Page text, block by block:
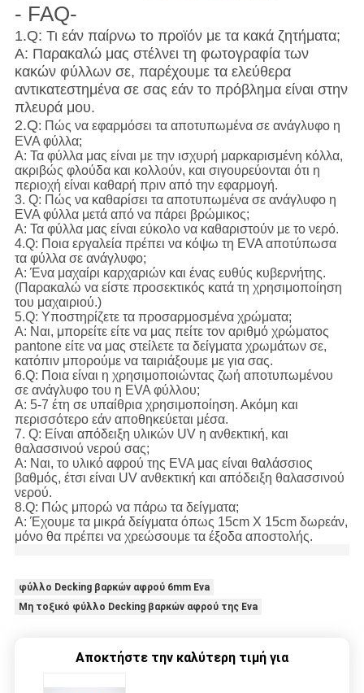
- FAQ-
1.Q: Τι εάν παίρνω το προϊόν με τα κακά ζητήματα;
Α: Παρακαλώ μας στέλνει τη φωτογραφία των
κακών φύλλων σε, παρέχουμε τα ελεύθερα
αντικατεστημένα σε σας εάν το πρόβλημα είναι στην
πλευρά μου.
2.Q: Πώς να εφαρμόσει τα αποτυπωμένα σε ανάγλυφο η
EVA φύλλα;
Α: Τα φύλλα μας είναι με την ισχυρή μαρκαρισμένη κόλλα,
ακριβώς φλούδα και κολλούν, και σιγουρεύονται ότι η
περιοχή είναι καθαρή πριν από την εφαρμογή.
3. Q: Πώς να καθαρίσει τα αποτυπωμένα σε ανάγλυφο η
EVA φύλλα μετά από να πάρει βρώμικος;
Α: Τα φύλλα μας είναι εύκολο να καθαριστούν με το νερό.
4.Q: Ποια εργαλεία πρέπει να κόψω τη EVA αποτύπωσα
τα φύλλα σε ανάγλυφο;
Α: Ένα μαχαίρι καρχαριών και ένας ευθύς κυβερνήτης.
(Παρακαλώ να είστε προσεκτικός κατά τη χρησιμοποίηση
του μαχαιριού.)
5.Q: Υποστηρίζετε τα προσαρμοσμένα χρώματα;
Α: Ναι, μπορείτε είτε να μας πείτε τον αριθμό χρώματος
pantone είτε να μας στείλετε τα δείγματα χρωμάτων σε,
κατόπιν μπορούμε να ταιριάξουμε με για σας.
6.Q: Ποια είναι η χρησιμοποιώντας ζωή αποτυπωμένου
σε ανάγλυφο του η EVA φύλλου;
Α: 5-7 έτη σε υπαίθρια χρησιμοποίηση. Ακόμη και
περισσότερο εάν αποθηκεύεται μέσα.
7. Q: Είναι απόδειξη υλικών UV η ανθεκτική, και
θαλασσινού νερού σας;
Α: Ναι, το υλικό αφρού της EVA μας είναι θαλάσσιος
βαθμός, έτσι είναι UV ανθεκτική και απόδειξη θαλασσινού
νερού.
8.Q: Πώς μπορώ να πάρω τα δείγματα;
Α: Έχουμε τα μικρά δείγματα όπως 15cm X 15cm δωρεάν,
μόνο θα πρέπει να χρεώσουμε τα έξοδα αποστολής.
φύλλο Decking βαρκών αφρού 6mm Eva
Μη τοξικό φύλλο Decking βαρκών αφρού της Eva
Αποκτήστε την καλύτερη τιμή για